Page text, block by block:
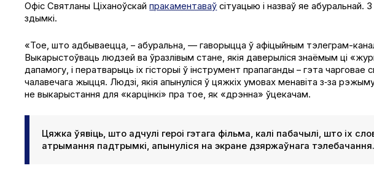
Офіс Святланы Ціханоўскайпракаментаваў сітуацыю і назваў яе абуральнай.
здымкі.
«Тое, што адбываецца, – абуральна, — гаворыцца ў афіцыйным тэлеграм-
Выкарыстоўваць людзей ва ўразлівым стане, якія даверыліся знаёмым ці
дапамогу, і ператварыць іх гісторыі ў інструмент прапаганды – гэта
чалавечага жыцця. Людзі, якія апынуліся ў цяжкіх умовах менавіта з‑за
не выкарыстання для «карцінкі» пра тое, як «дрэнна» ўцекачам.
Цяжка ўявіць, што адчулі героі гэтага фільма, калі пабачылі, што іх
атрымання падтрымкі, апынуліся на экране дзяржаўнага тэлебачання.